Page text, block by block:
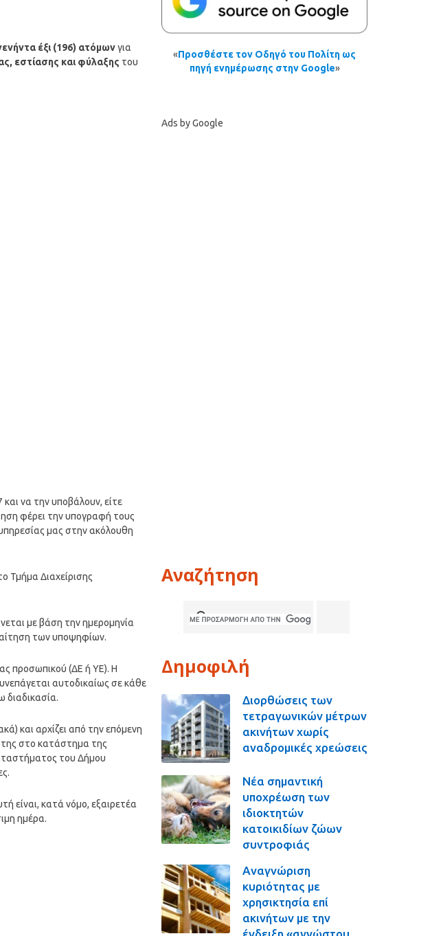
έξι (196) ατόμωνγια
εστίασης και φύλαξης του
να την υποβάλουν, είτε
φέρει την υπογραφή τους
μας στην ακόλουθη
Τμήμα Διαχείρισης
με βάση την ημερομηνία
των υποψηφίων.
προσωπικού (ΔΕ ή ΥΕ). Η
αυτοδικαίως σε κάθε
και αρχίζει από την επόμενη
της στο κατάστημα της
του Δήμου
είναι, κατά νόμο, εξαιρετέα
ημέρα.
«Προσθέστε τον Οδηγό του Πολίτη ως
πηγή ενημέρωσης στην Google»
Ads by Google
Αναζήτηση
Δημοφιλή
Διορθώσεις των
τετραγωνικών μέτρων
ακινήτων χωρίς
αναδρομικές χρεώσεις
Νέα σημαντική
υποχρέωση των
ιδιοκτητών
κατοικιδίων ζώων
συντροφιάς
Αναγνώριση
κυριότητας με
χρησικτησία επί
ακινήτων με την